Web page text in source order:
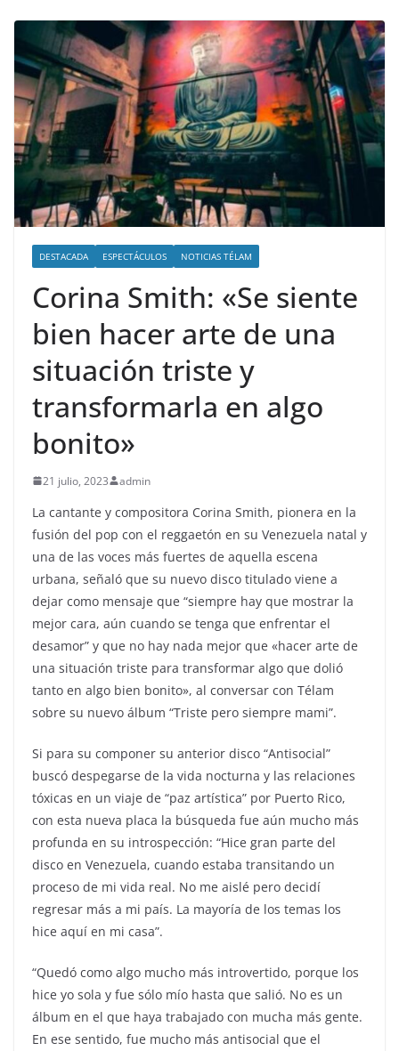
DESTACADA ESPECTÁCULOS NOTICIAS TÉLAM
Corina Smith: «Se siente
bien hacer arte de una
situación triste y
transformarla en algo
bonito»
21 julio, 2023 admin
La cantante y compositora Corina Smith, pionera en la
fusión del pop con el reggaetón en su Venezuela natal y
una de las voces más fuertes de aquella escena
urbana, señaló que su nuevo disco titulado viene a
dejar como mensaje que “siempre hay que mostrar la
mejor cara, aún cuando se tenga que enfrentar el
desamor” y que no hay nada mejor que «hacer arte de
una situación triste para transformar algo que dolió
tanto en algo bien bonito», al conversar con Télam
sobre su nuevo álbum “Triste pero siempre mami”.
Si para su componer su anterior disco “Antisocial”
buscó despegarse de la vida nocturna y las relaciones
tóxicas en un viaje de “paz artística” por Puerto Rico,
con esta nueva placa la búsqueda fue aún mucho más
profunda en su introspección: “Hice gran parte del
disco en Venezuela, cuando estaba transitando un
proceso de mi vida real. No me aislé pero decidí
regresar más a mi país. La mayoría de los temas los
hice aquí en mi casa”.
“Quedó como algo mucho más introvertido, porque los
hice yo sola y fue sólo mío hasta que salió. No es un
álbum en el que haya trabajado con mucha más gente.
En ese sentido, fue mucho más antisocial que el